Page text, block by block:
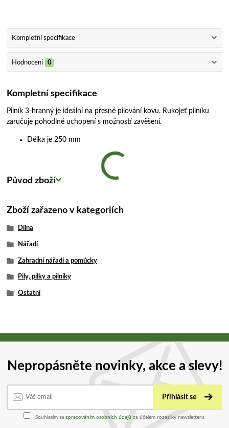
Kompletní specifikace
Hodnocení 0
Kompletní specifikace
Pilník 3-hranný je ideální na přesné pilování kovu. Rukojeť pilníku
zaručuje pohodlné uchopení s možností zavěšení.
Délka je 250 mm
Původ zboží
Zboží zařazeno v kategoriích
Dílna
Nářadí
Zahradní nářadí a pomůcky
Pily, pilky a pilníky
Ostatní
Nepropásněte novinky, akce a slevy!
Přihlásit se
Souhlasím se zpracováním osobních údajů za účelem rozesílky newsletteru.